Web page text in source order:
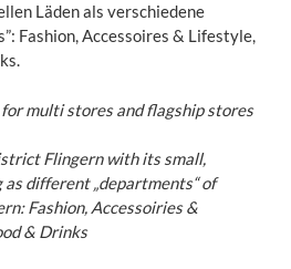
Läden als verschiedene
Fashion, Accessoires & Lifestyle,
multi stores and flagship stores
Flingern with its small,
different „departments“ of
Fashion, Accessoiries &
& Drinks